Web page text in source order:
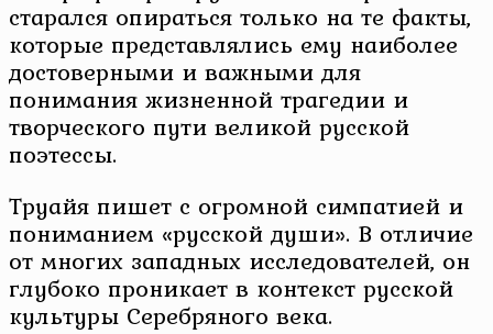
старался опираться только на те факты,
которые представлялись ему наиболее
достоверными и важными для
понимания жизненной трагедии и
творческого пути великой русской
поэтессы.
Труайя пишет с огромной симпатией и
пониманием «русской души». В отличие
от многих западных исследователей, он
глубоко проникает в контекст русской
культуры Серебряного века.